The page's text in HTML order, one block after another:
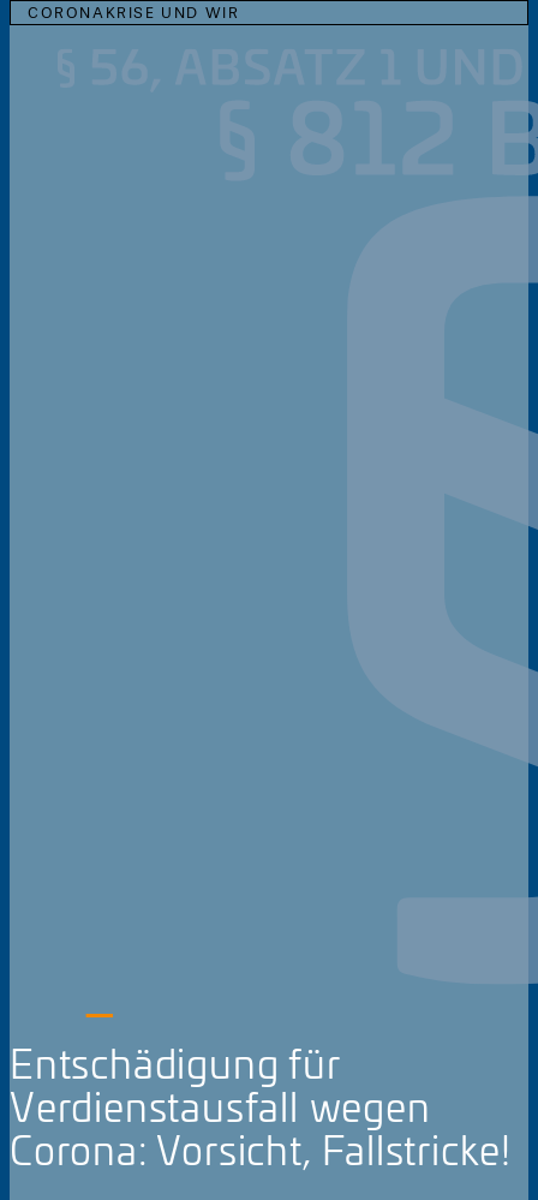
CORONAKRISE UND WIR
Entschädigung für
Verdienstausfall wegen
Corona: Vorsicht, Fallstricke!